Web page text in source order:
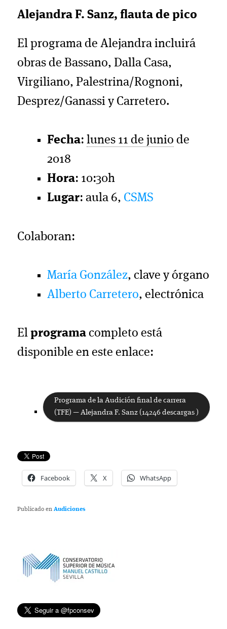
Alejandra F. Sanz, flauta de pico
El programa de Alejandra incluirá
obras de Bassano, Dalla Casa,
Virgiliano, Palestrina/Rognoni,
Desprez/Ganassi y Carretero.
Fecha:lunes 11 de junio de
2018
Hora: 10:30h
Lugar: aula 6, CSMS
Colaboran:
María González, clave y órgano
Alberto Carretero, electrónica
Elprograma completo está
disponible en este enlace:
Programa de la Audición final de carrera
(TFE) — Alejandra F. Sanz (14246 descargas )
Facebook X WhatsApp
Publicado en Audiciones